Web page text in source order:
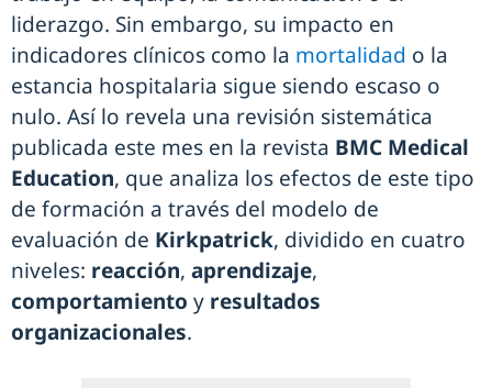
liderazgo. Sin embargo, su impacto en
indicadores clínicos como la mortalidad o la
estancia hospitalaria sigue siendo escaso o
nulo. Así lo revela una revisión sistemática
publicada este mes en la revista BMC Medical
Education, que analiza los efectos de este tipo
de formación a través del modelo de
evaluación de Kirkpatrick, dividido en cuatro
niveles: reacción, aprendizaje,
comportamiento y resultados
organizacionales.